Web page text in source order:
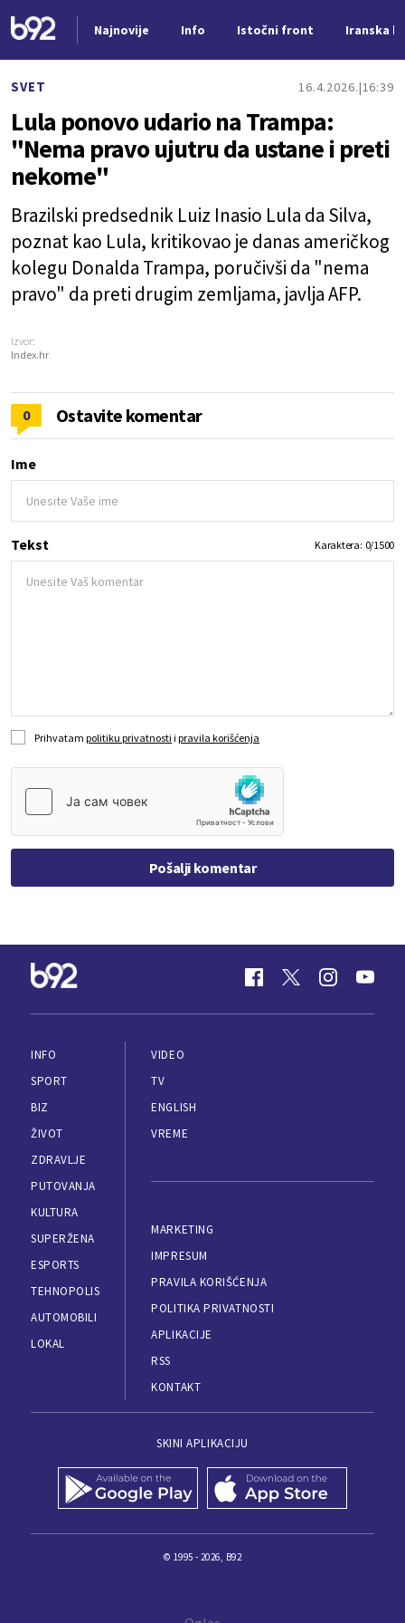
Najnovije Info Istočni front Iranska
SVET 16.4.2026. 16:39
Lula ponovo udario na Trampa:
"Nema pravo ujutru da ustane i preti
nekome"
Brazilski predsednik Luiz Inasio Lula da Silva,
poznat kao Lula, kritikovao je danas američkog
kolegu Donalda Trampa, poručivši da "nema
pravo" da preti drugim zemljama, javlja AFP.
Izvor:
Index.hr
0 Ostavite komentar
Ime
Tekst Karaktera: 0/1500
Prihvatam politiku privatnosti i pravila korišćenja
Pošalji komentar
INFO
SPORT
BIZ
ŽIVOT
ZDRAVLJE
PUTOVANJA
KULTURA
SUPERŽENA
ESPORTS
TEHNOPOLIS
AUTOMOBILI
LOKAL
VIDEO
TV
ENGLISH
VREME
MARKETING
IMPRESUM
PRAVILA KORIŠĆENJA
POLITIKA PRIVATNOSTI
APLIKACIJE
RSS
KONTAKT
SKINI APLIKACIJU
© 1995 - 2026, B92